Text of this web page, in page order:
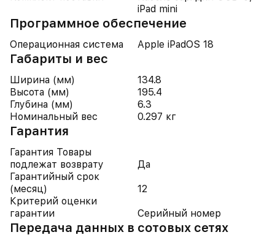
iPad mini
Программное обеспечение
Операционная система Apple iPadOS 18
Габариты и вес
Ширина (мм)
134.8
Высота (мм)
195.4
Глубина (мм)
6.3
Номинальный вес
0.297 кг
Гарантия
Гарантия Товары
подлежат возврату
Да
Гарантийный срок
(месяц)
12
Критерий оценки
гарантии
Серийный номер
Передача данных в сотовых сетях